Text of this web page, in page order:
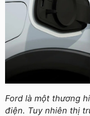
Ford là một thương
điện. Tuy nhiên thị